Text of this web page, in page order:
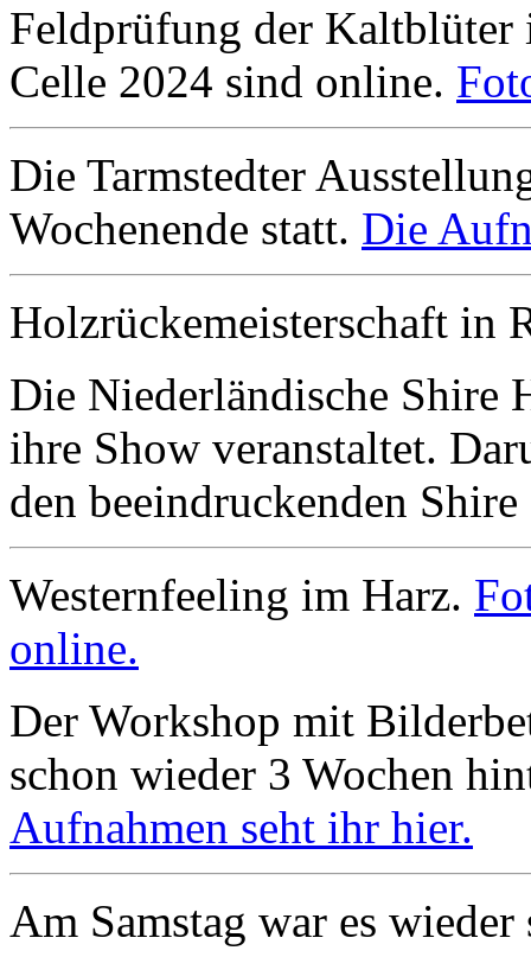
Feldprüfung der Kaltblüter
Celle 2024 sind online.
Die Tarmstedter
Wochenende statt. Die
Holzrückemeisterschaft in
Die Niederländische Shire
ihre Show veranstaltet.
den beeindruckenden
Westernfeeling im Harz.
online.
Der Workshop mit
schon wieder 3 Wochen
Aufnahmen seht ihr hier.
Am Samstag war es